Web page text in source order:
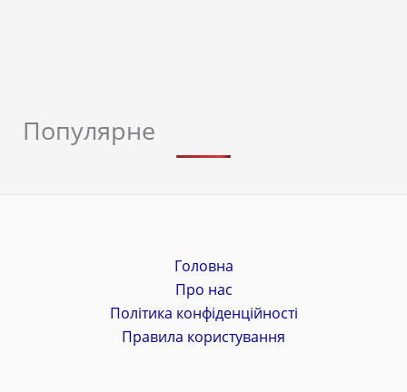
Популярне
Головна
Про нас
Політика конфіденційності
Правила користування